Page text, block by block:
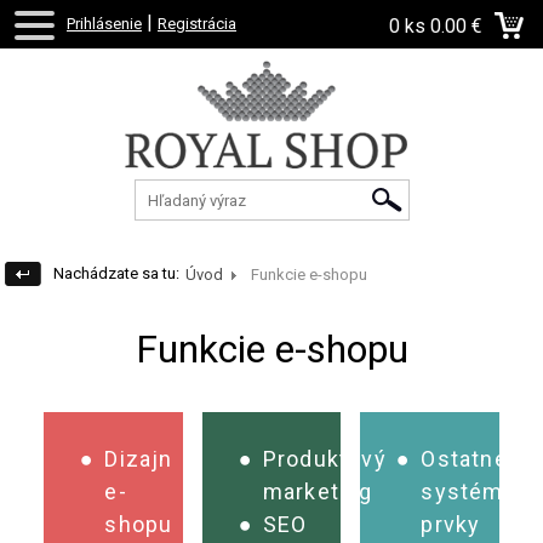
Prihlásenie | Registrácia 0 ks 0.00 €
Nachádzate sa tu: Úvod Funkcie e-shopu
Funkcie e-shopu
Dizajn
e-
shopu
Produktový
marketing
SEO
Ostatné
systémové
prvky